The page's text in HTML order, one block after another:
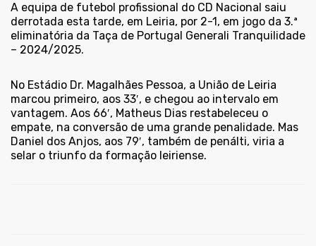
A equipa de futebol profissional do CD Nacional saiu
derrotada esta tarde, em Leiria, por 2-1, em jogo da 3.ª
eliminatória da Taça de Portugal Generali Tranquilidade
– 2024/2025.
No Estádio Dr. Magalhães Pessoa, a União de Leiria
marcou primeiro, aos 33′, e chegou ao intervalo em
vantagem. Aos 66′, Matheus Dias restabeleceu o
empate, na conversão de uma grande penalidade. Mas
Daniel dos Anjos, aos 79′, também de penálti, viria a
selar o triunfo da formação leiriense.